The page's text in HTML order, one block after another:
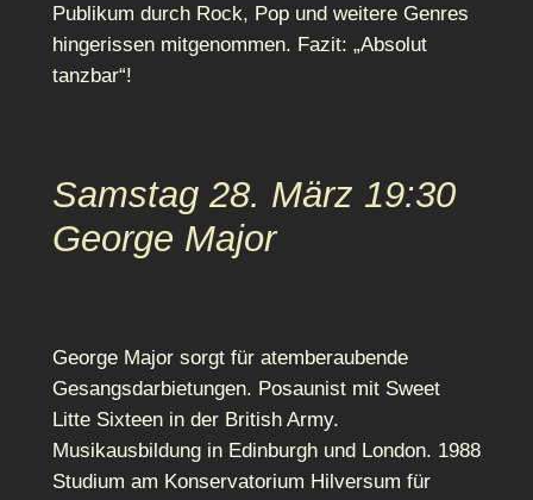
Publikum durch Rock, Pop und weitere Genres
hingerissen mitgenommen. Fazit: „Absolut
tanzbar“!
Samstag 28. März 19:30
George Major
George Major sorgt für atemberaubende
Gesangsdarbietungen. Posaunist mit Sweet
Litte Sixteen in der British Army.
Musikausbildung in Edinburgh und London. 1988
Studium am Konservatorium Hilversum für